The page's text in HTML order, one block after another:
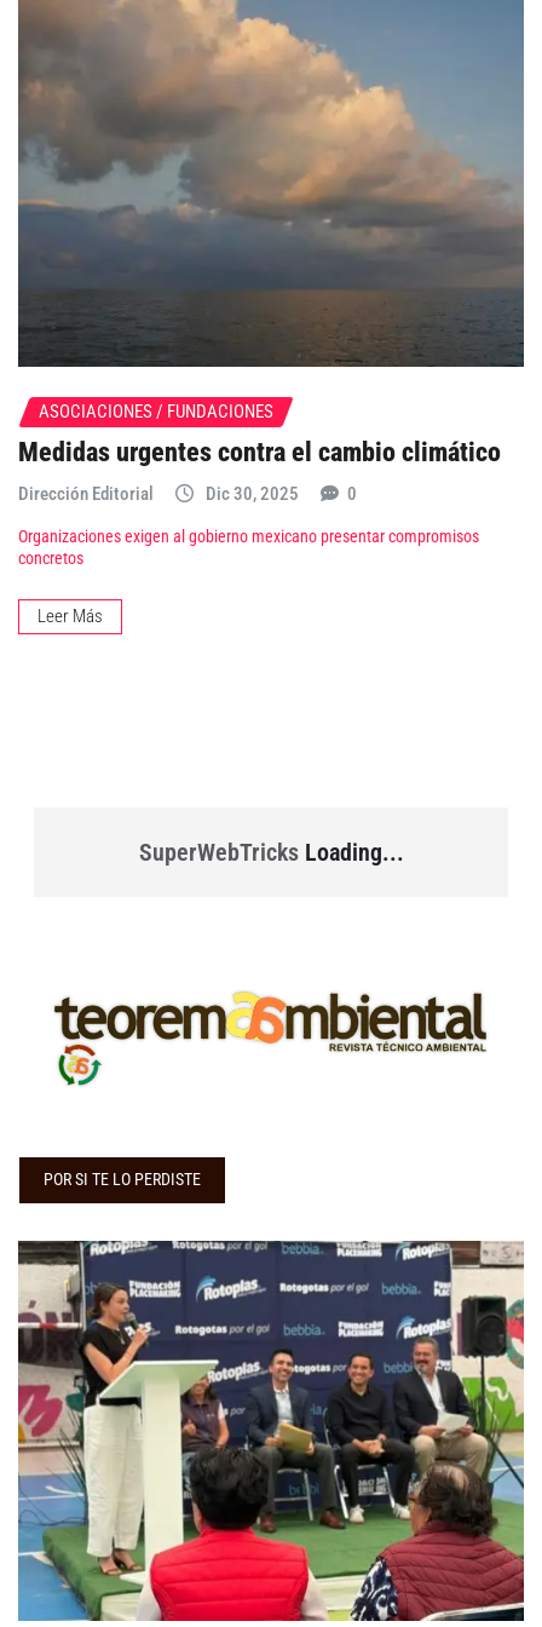
ASOCIACIONES / FUNDACIONES
Medidas urgentes contra el cambio climático
Dirección Editorial Dic 30, 2025 0
Organizaciones exigen al gobierno mexicano presentar compromisos
concretos
Leer Más
SuperWebTricksLoading...
POR SI TE LO PERDISTE